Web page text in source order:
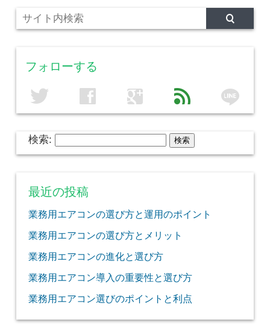
フォローする
twitter facebook google feed line
検索:
最近の投稿
業務用エアコンの選び方と運用のポイント
業務用エアコンの選び方とメリット
業務用エアコンの進化と選び方
業務用エアコン導入の重要性と選び方
業務用エアコン選びのポイントと利点